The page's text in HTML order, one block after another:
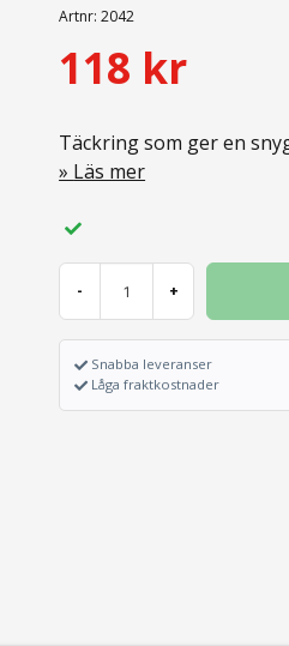
Artnr:2042
118 kr
Täckring som ger en
Läs mer
- +
Snabba leveranser
Låga fraktkostnader